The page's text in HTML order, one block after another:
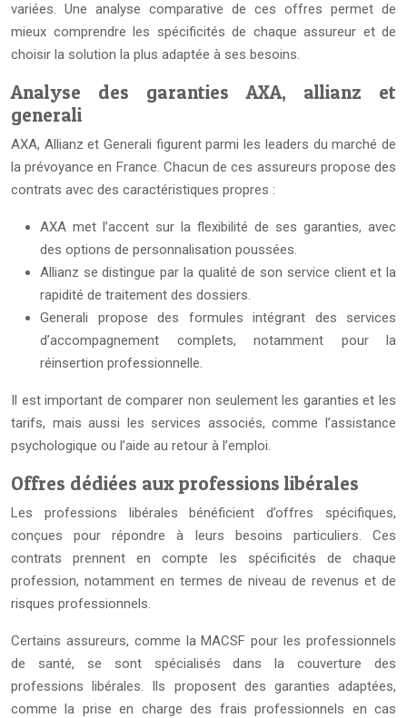
variées. Une analyse comparative de ces offres permet de
mieux comprendre les spécificités de chaque assureur et de
choisir la solution la plus adaptée à ses besoins.
Analyse des garanties AXA, allianz et
generali
AXA, Allianz et Generali figurent parmi les leaders du marché de
la prévoyance en France. Chacun de ces assureurs propose des
contrats avec des caractéristiques propres :
AXA met l’accent sur la flexibilité de ses garanties, avec
des options de personnalisation poussées.
Allianz se distingue par la qualité de son service client et la
rapidité de traitement des dossiers.
Generali propose des formules intégrant des services
d’accompagnement complets, notamment pour la
réinsertion professionnelle.
Il est important de comparer non seulement les garanties et les
tarifs, mais aussi les services associés, comme l’assistance
psychologique ou l’aide au retour à l’emploi.
Offres dédiées aux professions libérales
Les professions libérales bénéficient d’offres spécifiques,
conçues pour répondre à leurs besoins particuliers. Ces
contrats prennent en compte les spécificités de chaque
profession, notamment en termes de niveau de revenus et de
risques professionnels.
Certains assureurs, comme la MACSF pour les professionnels
de santé, se sont spécialisés dans la couverture des
professions libérales. Ils proposent des garanties adaptées,
comme la prise en charge des frais professionnels en cas